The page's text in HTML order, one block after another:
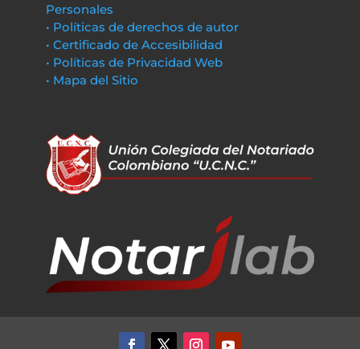
Personales
• Políticas de derechos de autor
• Certificado de Accesibilidad
• Políticas de Privacidad Web
• Mapa del Sitio